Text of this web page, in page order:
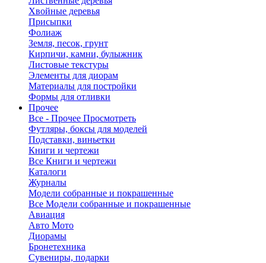
Хвойные деревья
Присыпки
Фолиаж
Земля, песок, грунт
Кирпичи, камни, булыжник
Листовые текстуры
Элементы для диорам
Материалы для постройки
Формы для отливки
Прочее
Все - Прочее Просмотреть
Футляры, боксы для моделей
Подставки, виньетки
Книги и чертежи
Все Книги и чертежи
Каталоги
Журналы
Модели собранные и покрашенные
Все Модели собранные и покрашенные
Авиация
Авто Мото
Диорамы
Бронетехника
Сувениры, подарки